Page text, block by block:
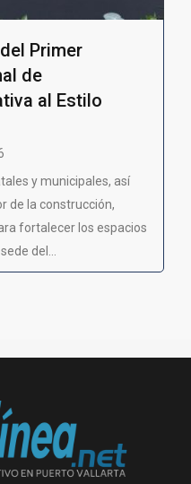
Primer
de
al Estilo
y municipales, así
de la construcción,
fortalecer los espacios
del...